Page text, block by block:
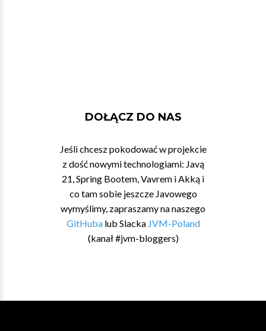
DOŁĄCZ DO NAS
Jeśli chcesz pokodować w projekcie
z dość nowymi technologiami: Javą
21, Spring Bootem, Vavrem i Akką i
co tam sobie jeszcze Javowego
wymyślimy, zapraszamy na naszego
GitHubalub Slacka JVM-Poland
(kanał #jvm-bloggers)